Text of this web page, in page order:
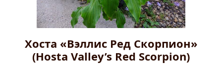
Хоста «Вэллис Ред Скорпион»
(Hosta Valley’s Red Scorpion)